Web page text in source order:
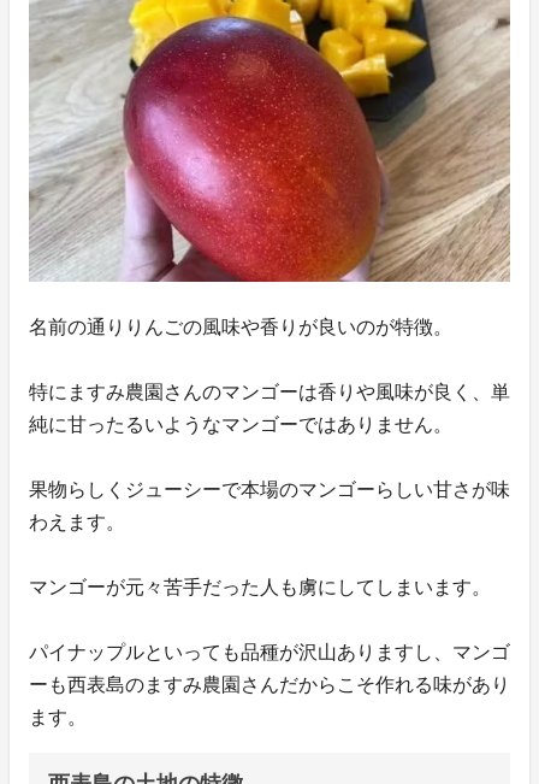
名前の通りりんごの風味や香りが良いのが特徴。
特にますみ農園さんのマンゴーは香りや風味が良く、単
純に甘ったるいようなマンゴーではありません。
果物らしくジューシーで本場のマンゴーらしい甘さが味
わえます。
マンゴーが元々苦手だった人も虜にしてしまいます。
パイナップルといっても品種が沢山ありますし、マンゴ
ーも西表島のますみ農園さんだからこそ作れる味があり
ます。